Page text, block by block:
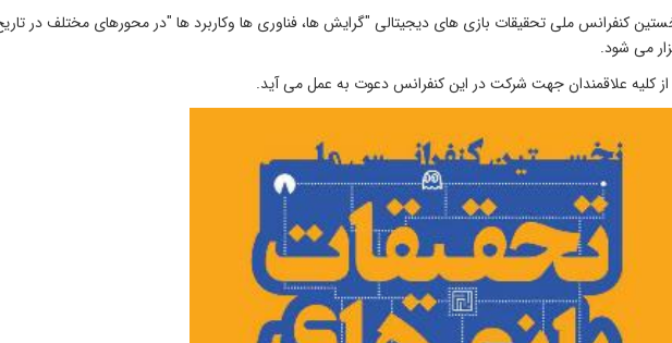
کنفرانس ملی تحقیقات بازی های دیجیتالی "گرایش ها، فناوری ها وکاربرد ها "
می شود.
از کلیه علاقمندان جهت شرکت در این کنفرانس دعوت به عمل می آید.